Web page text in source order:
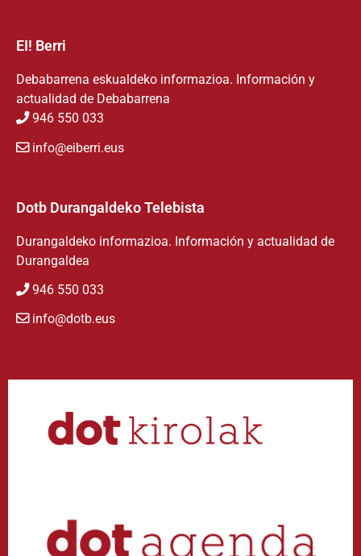
EI! Berri
Debabarrena eskualdeko informazioa. Información y
actualidad de Debabarrena
946 550 033
info@eiberri.eus
Dotb Durangaldeko Telebista
Durangaldeko informazioa. Información y actualidad de
Durangaldea
946 550 033
info@dotb.eus